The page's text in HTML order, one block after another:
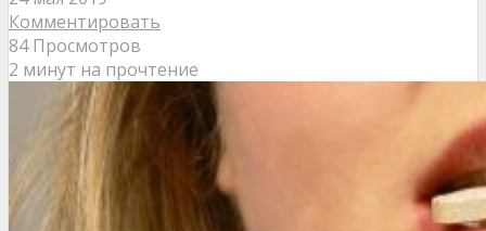
Комментировать
84 Просмотров
2 минут на прочтение